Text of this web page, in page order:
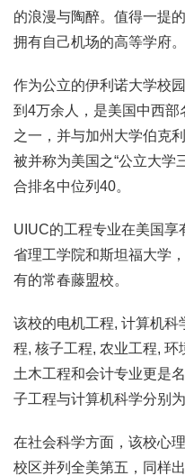
的浪漫与陶醉。值得一提
拥有自己机场的高等学府。
作为公立的伊利诺大学校
到4万余人，是美国中西
之一，并与加州大学伯克
被并称为美国之“公立大学
合排名中位列40。
UIUC的工程专业在美国享
省理工学院和斯坦福大学
有的常春藤盟校。
该校的电机工程, 计算机科
程, 核子工程, 农业工程, 环
土木工程和会计专业更是
子工程与计算机科学分别
在社会科学方面，该校心
校区并列全美第五，同样